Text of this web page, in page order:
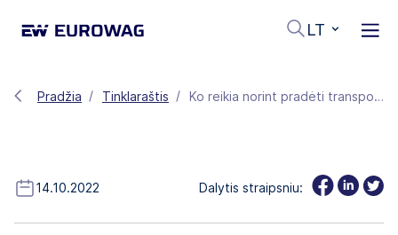
LT
Pradžia Tinklaraštis Ko reikia norint pradėti transporto verslą?
14.10.2022 Dalytis straipsniu: